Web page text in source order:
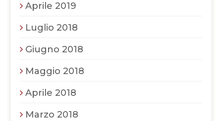
Aprile 2019
Luglio 2018
Giugno 2018
Maggio 2018
Aprile 2018
Marzo 2018